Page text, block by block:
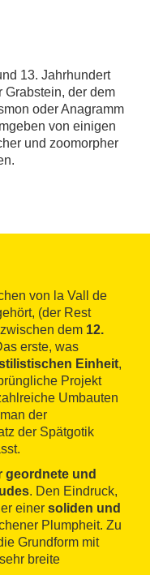
13. Jahrhundert
Grabstein, der dem
oder Anagramm
von einigen
und zoomorpher
von la Vall de
(der Rest
dem 12.
erste, was
Einheit,
Projekt
Umbauten
der
der Spätgotik
geordnete und
. Den Eindruck,
einer soliden und
Plumpheit. Zu
Grundform mit
breite